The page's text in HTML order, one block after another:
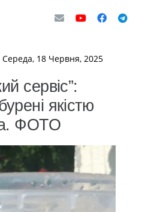
Середа, 18 Червня, 2025
сервіс”:
якістю
ФОТО